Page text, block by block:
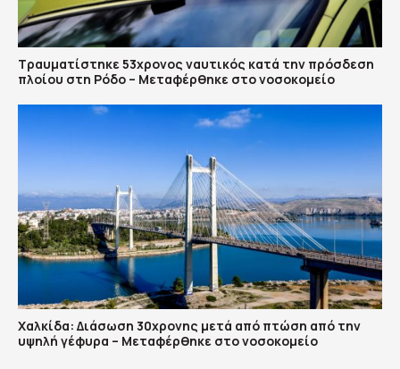
Τραυματίστηκε 53χρονος ναυτικός κατά την πρόσδεση
πλοίου στη Ρόδο – Μεταφέρθηκε στο νοσοκομείο
Χαλκίδα: Διάσωση 30χρονης μετά από πτώση από την
υψηλή γέφυρα – Μεταφέρθηκε στο νοσοκομείο